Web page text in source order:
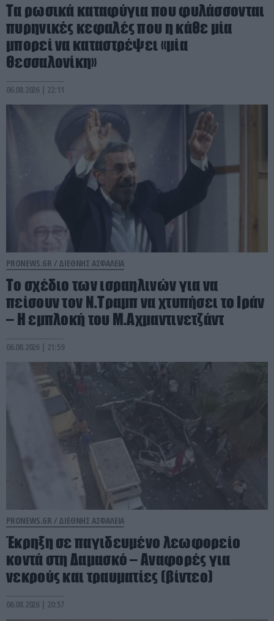
Τα ρωσικά καταφύγια που φυλάσσονται
πυρηνικές κεφαλές που η κάθε μία
μπορεί να καταστρέψει «μία
Θεσσαλονίκη»
06.08.2026 | 22:11
PRONEWS.GR / ΔΙΕΘΝΗΣ ΑΣΦΑΛΕΙΑ
Το σχέδιο των ισραηλινών για να
πείσουν τον Ν.Τραμπ να χτυπήσει το Ιράν
– Η εμπλοκή του Μ.Αχμαντινετζάντ
06.08.2026 | 21:59
PRONEWS.GR / ΔΙΕΘΝΗΣ ΑΣΦΑΛΕΙΑ
Έκρηξη σε παγιδευμένο λεωφορείο
κοντά στη Δαμασκό – Αναφορές για
νεκρούς και τραυματίες (βίντεο)
06.08.2026 | 20:57